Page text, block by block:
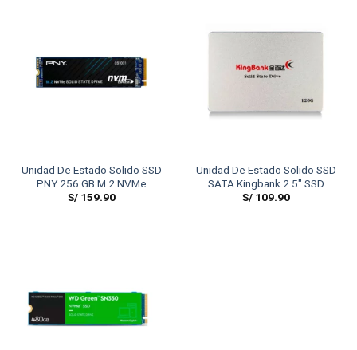
Unidad De Estado Solido SSD
PNY 256 GB M.2 NVMe
GEN3X4
S/159.90
Unidad De Estado Solido SSD
SATA Kingbank 2.5″ SSD
120GB
S/109.90